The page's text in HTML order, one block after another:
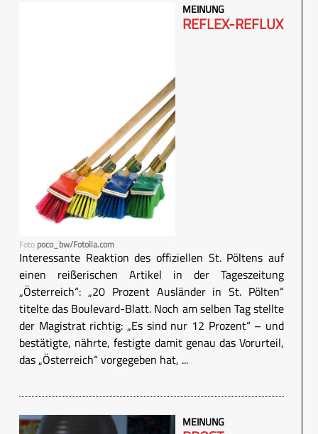
Foto poco_bw/Fotolia.com
MEINUNG
REFLEX-REFLUX
Interessante Reaktion des offiziellen St. Pöltens auf
einen reißerischen Artikel in der Tageszeitung
„Österreich“: „20 Prozent Ausländer in St. Pölten“
titelte das Boulevard-Blatt. Noch am selben Tag stellte
der Magistrat richtig: „Es sind nur 12 Prozent“ – und
bestätigte, nährte, festigte damit genau das Vorurteil,
das „Österreich“ vorgegeben hat, ...
MEINUNG